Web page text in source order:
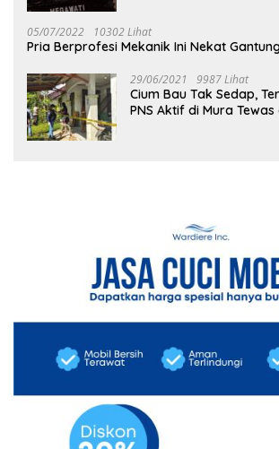
05/07/2022 10302 Lihat
Pria Berprofesi Mekanik Ini Nekat
29/06/2021 9987 Lihat
Cium Bau Tak Sedap,
PNS Aktif di Mura